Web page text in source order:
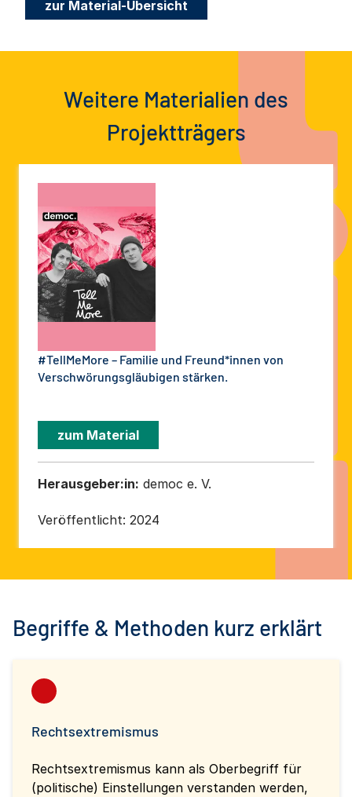
zur Material-Übersicht
Weitere Materialien des
Projektträgers
#TellMeMore – Familie und Freund*innen von
Verschwörungsgläubigen stärken.
zum Material
Herausgeber:in: democ e. V.
Veröffentlicht: 2024
Begriffe & Methoden kurz erklärt
Rechtsextremismus
Rechtsextremismus kann als Oberbegriff für
(politische) Einstellungen verstanden werden,